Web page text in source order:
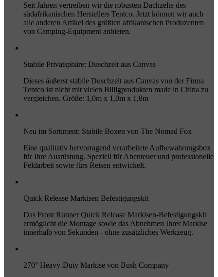
Seit Jahren vertreiben wir die robusten Dachzelte des
südafrikanischen Herstellers Tentco. Jetzt können wir auch
alle anderen Artikel des größten afrikanischen Produzenten
von Camping-Equipment anbieten.
Stabile Privatsphäre: Duschzelt aus Canvas
Dieses äußerst stabile Duschzelt aus Canvas von der Firma
Tentco ist nicht mit vielen Billigprodukten made in China zu
vergleichen. Größe: 1,0m x 1,0m x 1,8m
Neu im Sortiment: Stabile Boxen von The Nomad Fox
Eine qualitativ hervorragend verarbeitete Aufbewahrungsbox
für Ihre Ausrüstung. Speziell für Abenteuer und professionelle
Feldarbeit sowie fürs Reisen entwickelt.
Quick Release Markisen Befestigungskit
Das Front Runner Quick Release Markisen-Befestigungskit
ermöglicht die Montage sowie das Abnehmen Ihrer Markise
innerhalb von Sekunden - ohne zusätzliches Werkzeug.
270° Heavy-Duty Markise von Bush Company